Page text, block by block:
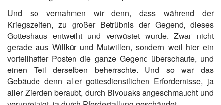
Und so vernahmen wir denn, dass während der
Kriegszeiten, zu großer Betrübnis der Gegend, dieses
Gotteshaus entweiht und verwüstet wurde. Zwar nicht
gerade aus Willkür und Mutwillen, sondern weil hier ein
vorteilhafter Posten die ganze Gegend überschaute, und
einen Teil derselben beherrschte. Und so war das
Gebäude denn aller gottesdienstlichen Erfordernisse, ja
aller Zierden beraubt, durch Bivouaks angeschmaucht und